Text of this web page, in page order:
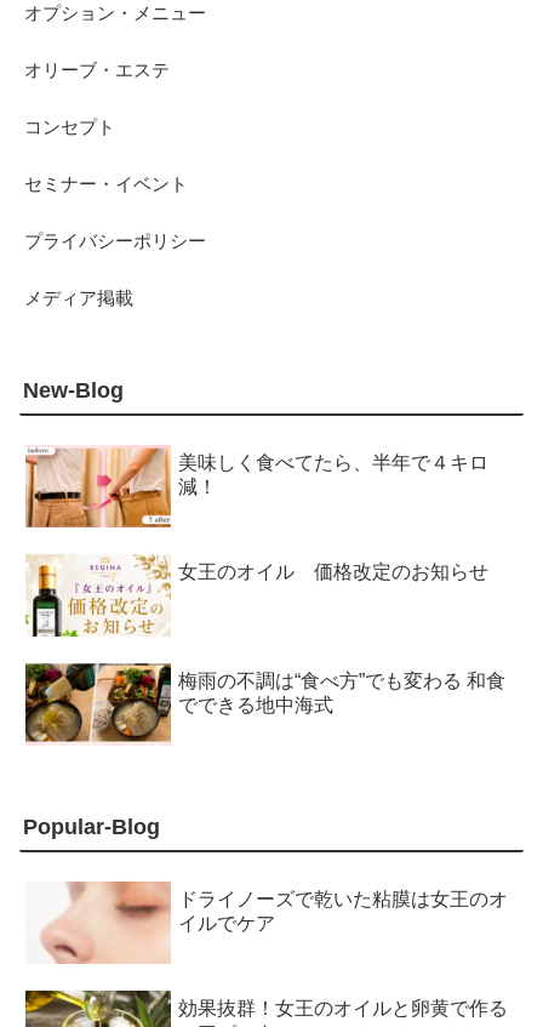
オプション・メニュー
オリーブ・エステ
コンセプト
セミナー・イベント
プライバシーポリシー
メディア掲載
New-Blog
美味しく食べてたら、半年で４キロ
減！
女王のオイル 価格改定のお知らせ
梅雨の不調は“食べ方”でも変わる 和食
でできる地中海式
Popular-Blog
ドライノーズで乾いた粘膜は女王のオ
イルでケア
効果抜群！女王のオイルと卵黄で作る